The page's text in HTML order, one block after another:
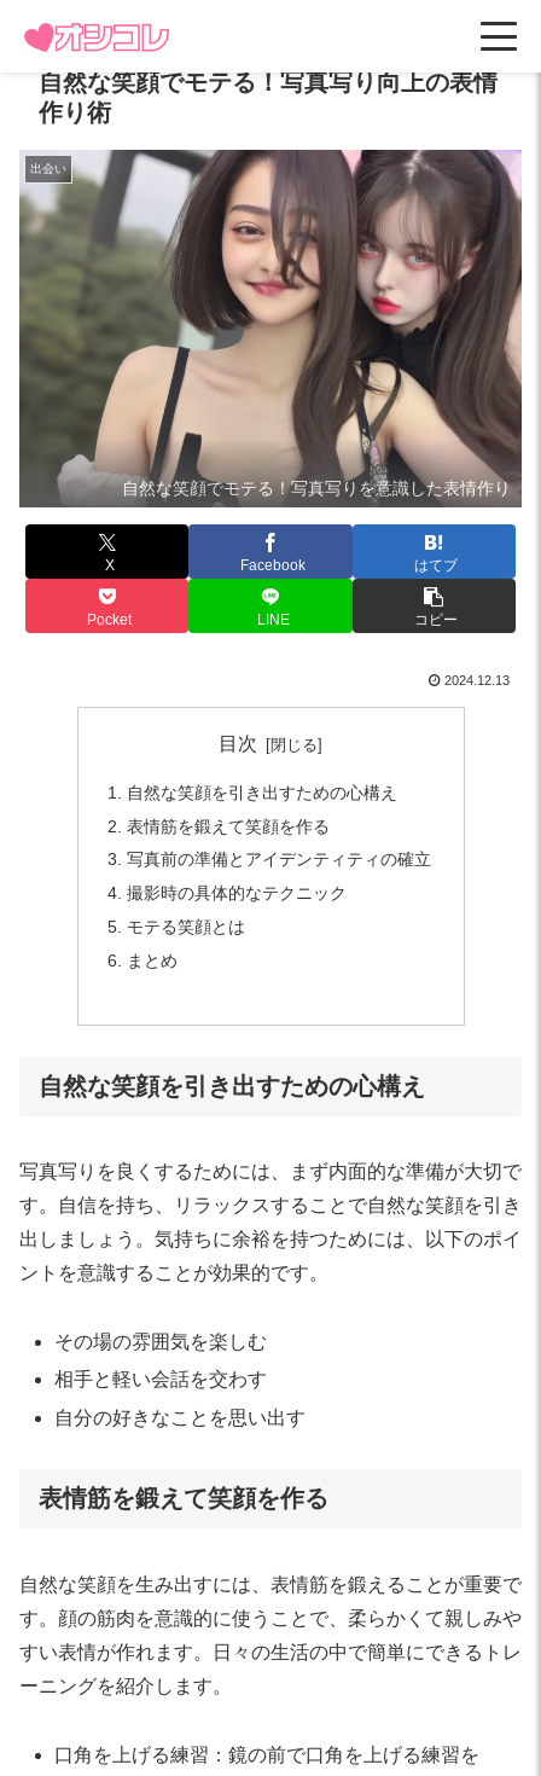
自然な笑顔でモテる！写真写り向上の表情
作り術
出会い
自然な笑顔でモテる！写真写りを意識した表情作り
X Facebook はてブ
Pocket LINE コピー
2024.12.13
目次
自然な笑顔を引き出すための心構え
表情筋を鍛えて笑顔を作る
写真前の準備とアイデンティティの確立
撮影時の具体的なテクニック
モテる笑顔とは
まとめ
自然な笑顔を引き出すための心構え
写真写りを良くするためには、まず内面的な準備が大切で
す。自信を持ち、リラックスすることで自然な笑顔を引き
出しましょう。気持ちに余裕を持つためには、以下のポイ
ントを意識することが効果的です。
その場の雰囲気を楽しむ
相手と軽い会話を交わす
自分の好きなことを思い出す
表情筋を鍛えて笑顔を作る
自然な笑顔を生み出すには、表情筋を鍛えることが重要で
す。顔の筋肉を意識的に使うことで、柔らかくて親しみや
すい表情が作れます。日々の生活の中で簡単にできるトレ
ーニングを紹介します。
口角を上げる練習：鏡の前で口角を上げる練習を